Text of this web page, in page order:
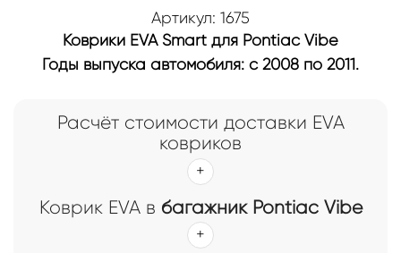
Артикул: 1675
Коврики EVA Smart для Pontiac Vibe
Годы выпуска автомобиля: с 2008 по 2011.
Расчёт стоимости доставки EVA
ковриков
Коврик EVA в багажник Pontiac Vibe